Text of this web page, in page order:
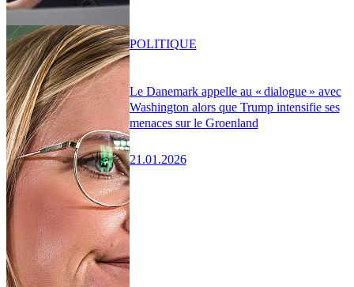
Le Danemark appelle au « dialogue » avec
Washington alors que Trump intensifie ses
menaces sur le Groenland
21.01.2026
POLITIQUE